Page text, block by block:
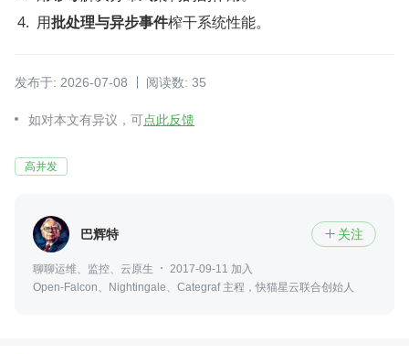
用批处理与异步事件榨干系统性能。
发布于: 2026-07-08 阅读数: 35
如对本文有异议，可点此反馈
高并发
巴辉特  关注
聊聊运维、监控、云原生
2017-09-11 加入
Open-Falcon、Nightingale、Categraf 主程，快猫星云联合创始人